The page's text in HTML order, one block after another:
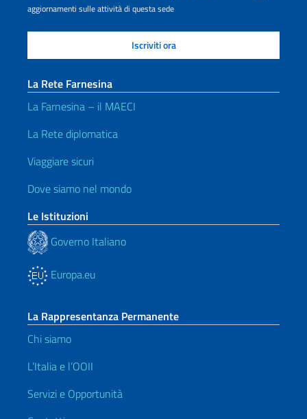
aggiornamenti sulle attività di questa sede
La Rete Farnesina
La Farnesina – il MAECI
La Rete diplomatica
Viaggiare sicuri
Dove siamo nel mondo
Le Istituzioni
Governo Italiano
Europa.eu
La Rappresentanza Permanente
Chi siamo
L’Italia e l’OOII
Servizi e Opportunità